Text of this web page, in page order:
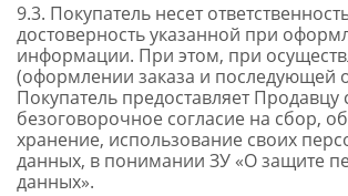
9.3. Покупатель несет
достоверность указанной при
информации. При этом, при
(оформлении заказа и последующей
Покупатель предоставляет Продавцу
безоговорочное согласие на сбор,
хранение, использование своих
данных, в понимании ЗУ «О защите
данных».